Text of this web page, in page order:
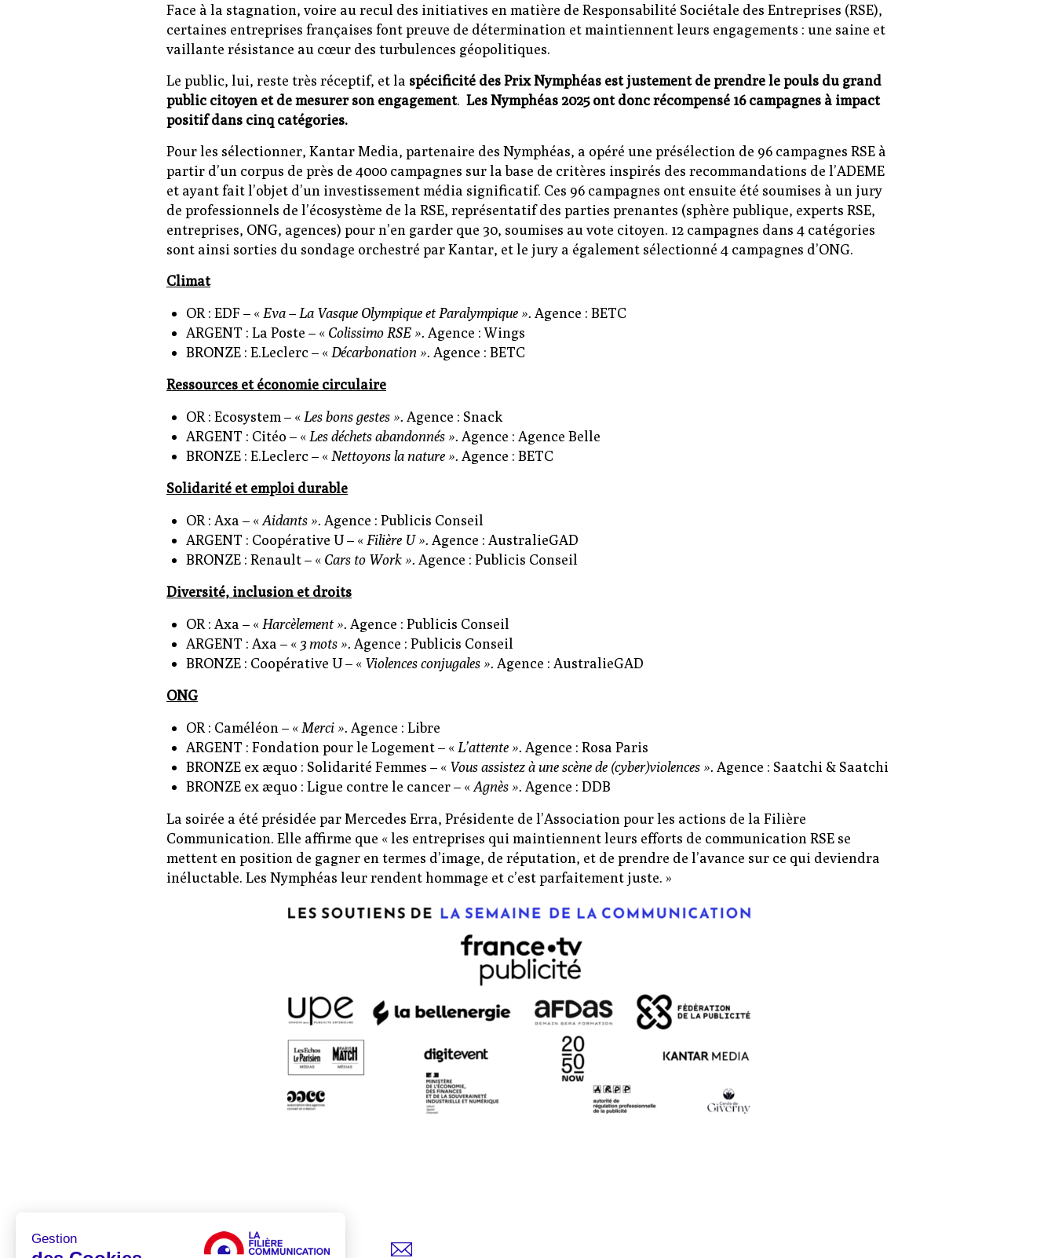
Face à la stagnation, voire au recul des initiatives en matière de Responsabilité Sociétale des Entreprises (RSE),
certaines entreprises françaises font preuve de détermination et maintiennent leurs engagements : une saine et
vaillante résistance au cœur des turbulences géopolitiques.
Le public, lui, reste très réceptif, et la spécificité des Prix Nymphéas est justement de prendre le pouls du grand
public citoyen et de mesurer son engagement. Les Nymphéas 2025 ont donc récompensé 16 campagnes à impact
positif dans cinq catégories.
Pour les sélectionner, Kantar Media, partenaire des Nymphéas, a opéré une présélection de 96 campagnes RSE à
partir d’un corpus de près de 4000 campagnes sur la base de critères inspirés des recommandations de l’ADEME
et ayant fait l’objet d’un investissement média significatif. Ces 96 campagnes ont ensuite été soumises à un jury
de professionnels de l’écosystème de la RSE, représentatif des parties prenantes (sphère publique, experts RSE,
entreprises, ONG, agences) pour n’en garder que 30, soumises au vote citoyen. 12 campagnes dans 4 catégories
sont ainsi sorties du sondage orchestré par Kantar, et le jury a également sélectionné 4 campagnes d’ONG.
Climat
OR : EDF – « Eva – La Vasque Olympique et Paralympique ». Agence : BETC
ARGENT : La Poste – « Colissimo RSE ». Agence : Wings
BRONZE : E.Leclerc – « Décarbonation ». Agence : BETC
Ressources et économie circulaire
OR : Ecosystem – « Les bons gestes ». Agence : Snack
ARGENT : Citéo – « Les déchets abandonnés ». Agence : Agence Belle
BRONZE : E.Leclerc – « Nettoyons la nature ». Agence : BETC
Solidarité et emploi durable
OR : Axa – «Aidants ». Agence : Publicis Conseil
ARGENT : Coopérative U – « Filière U ». Agence : AustralieGAD
BRONZE : Renault – « Cars to Work ». Agence : Publicis Conseil
Diversité, inclusion et droits
OR : Axa – « Harcèlement ». Agence : Publicis Conseil
ARGENT : Axa – « 3 mots ». Agence : Publicis Conseil
BRONZE : Coopérative U – « Violences conjugales ». Agence : AustralieGAD
ONG
OR : Caméléon – « Merci ». Agence : Libre
ARGENT : Fondation pour le Logement – « L’attente ». Agence : Rosa Paris
BRONZE ex æquo : Solidarité Femmes – « Vous assistez à une scène de (cyber)violences ». Agence : Saatchi & Saatchi
BRONZE ex æquo : Ligue contre le cancer – «Agnès ». Agence : DDB
La soirée a été présidée par Mercedes Erra, Présidente de l’Association pour les actions de la Filière
Communication. Elle affirme que « les entreprises qui maintiennent leurs efforts de communication RSE se
mettent en position de gagner en termes d’image, de réputation, et de prendre de l’avance sur ce qui deviendra
inéluctable. Les Nymphéas leur rendent hommage et c’est parfaitement juste. »
Gestion